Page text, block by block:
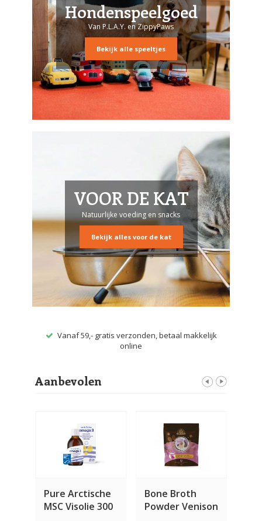
Hondenspeelgoed
Van P.L.A.Y. en ZippyPaws
Bekijk alle speeltjes
VOOR DE KAT
Natuurlijke voeding en snacks
Bekijk alles voor de kat
Vanaf 59,- gratis verzonden, betaal makkelijk
online
Aanbevolen
Pure Arctische
MSC Visolie 300
Bone Broth
Powder Venison